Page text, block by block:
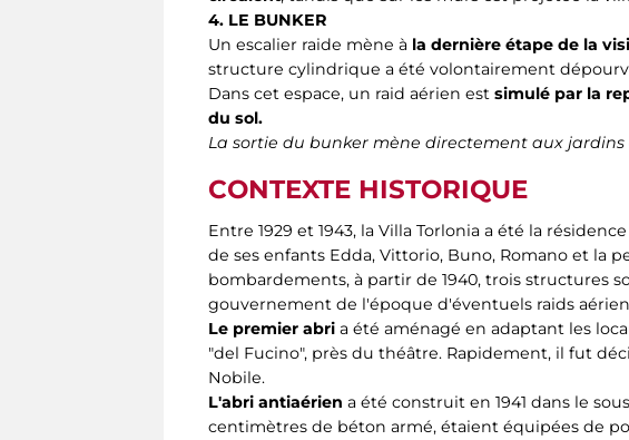
4. LE BUNKER
Un escalier raide mène à la dernière étape de la
structure cylindrique a été volontairement
Dans cet espace, un raid aérien est simulé par la
du sol.
La sortie du bunker mène directement aux jardins
CONTEXTE HISTORIQUE
Entre 1929 et 1943, la Villa Torlonia a été la
de ses enfants Edda, Vittorio, Buno, Romano et la
bombardements, à partir de 1940, trois structures
gouvernement de l'époque d'éventuels raids
Le premier abri a été aménagé en adaptant les
"del Fucino", près du théâtre. Rapidement, il fut
Nobile.
L'abri antiaérien a été construit en 1941 dans le
centimètres de béton armé, étaient équipées de